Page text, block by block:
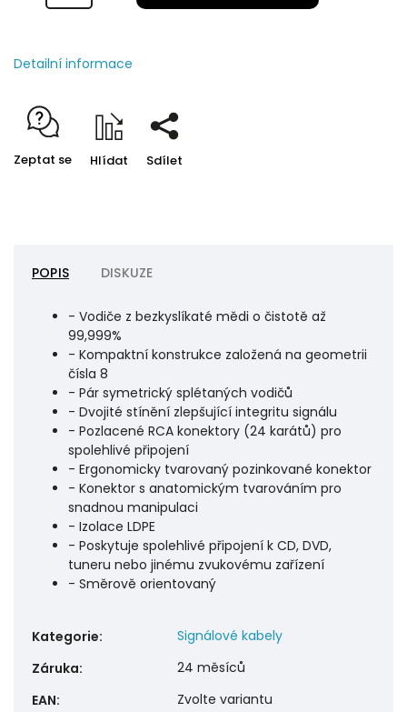
Detailní informace
Zeptat se Hlídat Sdílet
POPIS DISKUZE
- Vodiče z bezkyslíkaté mědi o čistotě až
99,999%
- Kompaktní konstrukce založená na geometrii
čísla 8
- Pár symetrický splétaných vodičů
- Dvojité stínění zlepšující integritu signálu
- Pozlacené RCA konektory (24 karátů) pro
spolehlivé připojení
- Ergonomicky tvarovaný pozinkované konektor
- Konektor s anatomickým tvarováním pro
snadnou manipulaci
- Izolace LDPE
- Poskytuje spolehlivé připojení k CD, DVD,
tuneru nebo jinému zvukovému zařízení
- Směrově orientovaný
Kategorie:
Signálové kabely
Záruka:
24 měsíců
EAN: Zvolte variantu